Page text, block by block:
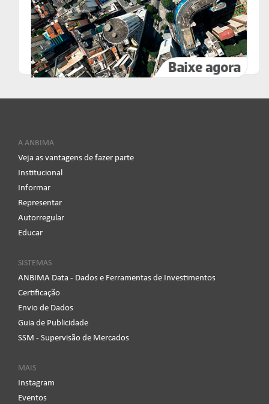
A ANBIMA
Veja as vantagens de fazer parte
Institucional
Informar
Representar
Autorregular
Educar
SISTEMAS
ANBIMA Data - Dados e Ferramentas de Investimentos
Certificação
Envio de Dados
Guia de Publicidade
SSM - Supervisão de Mercados
MAIS
Instagram
Eventos